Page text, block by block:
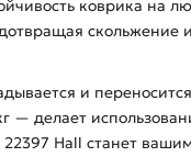
коврика на
скольжение
и
— делает
22397 Hall станет